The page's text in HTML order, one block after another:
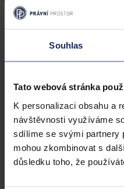
Souhlas
Tato webová stránka
K personalizaci obsahu a
návštěvnosti využíváme
sdílíme se svými partnery
mohou zkombinovat s
důsledku toho, že